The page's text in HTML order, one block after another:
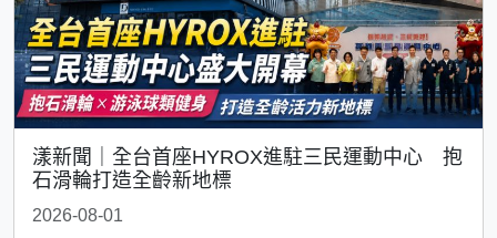
漾新聞｜全台首座HYROX進駐三民運動中心 抱
石滑輪打造全齡新地標
2026-08-01